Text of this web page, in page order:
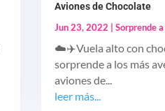
Aviones de Chocolate
Jun 23, 2022 |Sorprende
☁️✈️Vuela alto con
sorprende a los más
aviones de...
leer más...